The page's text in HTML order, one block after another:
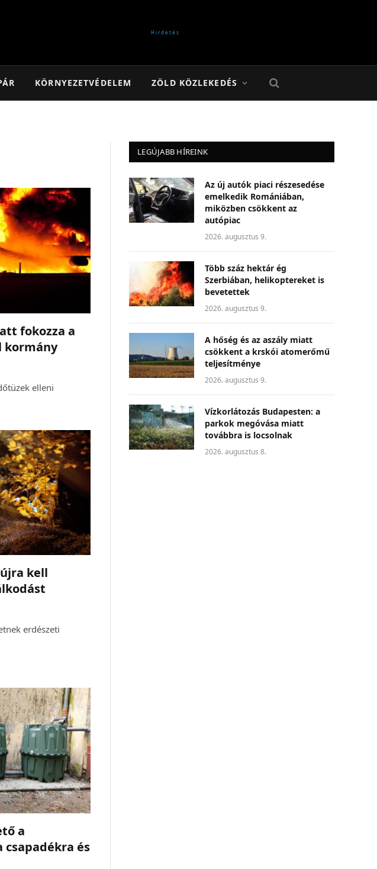
KÖRNYEZETVÉDELEM ZÖLD KÖZLEKEDÉS
fokozza a
kormány
elleni
kell
erdészeti
a
csapadékra és
LEGÚJABB HÍREINK
Az új autók piaci részesedése
emelkedik Romániában,
miközben csökkent az
autópiac
2026. augusztus 9.
Több száz hektár ég
Szerbiában, helikoptereket is
bevetettek
2026. augusztus 9.
A hőség és az aszály miatt
csökkent a krskói atomerőmű
teljesítménye
2026. augusztus 9.
Vízkorlátozás Budapesten: a
parkok megóvása miatt
továbbra is locsolnak
2026. augusztus 8.